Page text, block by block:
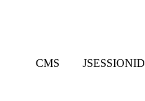
CMS JSESSIONID